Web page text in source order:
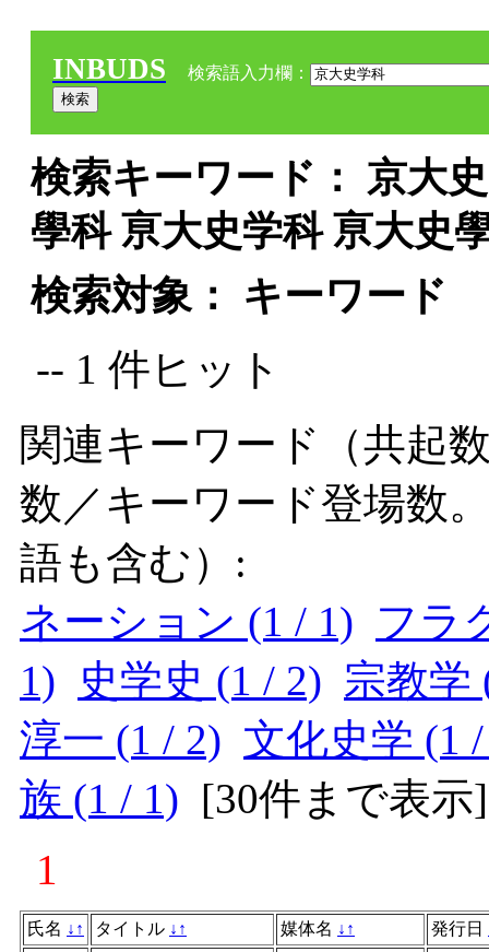
INBUDS 検索語入力欄：
検索キーワード： 京大
學科 亰大史学科 亰大史
検索対象： キーワード
-- 1 件ヒット
関連キーワード（共起
数／キーワード登場数
語も含む）:
ネーション (1 / 1) フラ
1)
史学史 (1 / 2) 宗教学
淳一 (1 / 2) 文化史学 (1
族 (1 / 1) [30件まで表示]
1
氏名 ↓ ↑ タイトル ↓ ↑ 媒体名 ↓ ↑ 発行日